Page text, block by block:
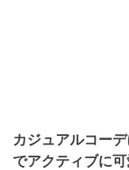
カジュアルコー
でアクティブに